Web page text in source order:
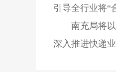
引导全行业将“
南充局将
深入推进快递